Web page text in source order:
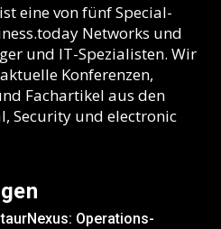
eine von fünf Special-
Networks und
und IT-Spezialisten. Wir
Konferenzen,
Fachartikel aus den
Security und electronic
Operations-